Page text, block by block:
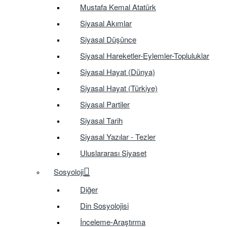
Mustafa Kemal Atatürk
Siyasal Akımlar
Siyasal Düşünce
Siyasal Hareketler-Eylemler-Topluluklar
Siyasal Hayat (Dünya)
Siyasal Hayat (Türkiye)
Siyasal Partiler
Siyasal Tarih
Siyasal Yazılar - Tezler
Uluslararası Siyaset
Sosyoloji
Diğer
Din Sosyolojisi
İnceleme-Araştırma